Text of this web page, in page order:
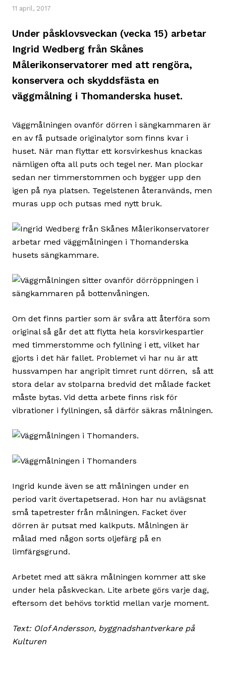
11 april, 2017
Under påsklovsveckan (vecka 15) arbetar
Ingrid Wedberg från Skånes
Målerikonservatorer med att rengöra,
konservera och skyddsfästa en
väggmålning i Thomanderska huset.
Väggmålningen ovanför dörren i sängkammaren är
en av få putsade originalytor som finns kvar i
huset. När man flyttar ett korsvirkeshus knackas
nämligen ofta all puts och tegel ner. Man plockar
sedan ner timmerstommen och bygger upp den
igen på nya platsen. Tegelstenen återanvänds, men
muras upp och putsas med nytt bruk.
Om det finns partier som är svåra att återföra som
original så går det att flytta hela korsvirkespartier
med timmerstomme och fyllning i ett, vilket har
gjorts i det här fallet. Problemet vi har nu är att
hussvampen har angripit timret runt dörren, så att
stora delar av stolparna bredvid det målade facket
måste bytas. Vid detta arbete finns risk för
vibrationer i fyllningen, så därför säkras målningen.
Ingrid kunde även se att målningen under en
period varit övertapetserad. Hon har nu avlägsnat
små tapetrester från målningen. Facket över
dörren är putsat med kalkputs. Målningen är
målad med någon sorts oljefärg på en
limfärgsgrund.
Arbetet med att säkra målningen kommer att ske
under hela påskveckan. Lite arbete görs varje dag,
eftersom det behövs torktid mellan varje moment.
Text: Olof Andersson, byggnadshantverkare på
Kulturen